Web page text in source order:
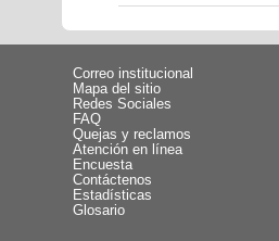
Correo institucional
Mapa del sitio
Redes Sociales
FAQ
Quejas y reclamos
Atención en línea
Encuesta
Contáctenos
Estadísticas
Glosario